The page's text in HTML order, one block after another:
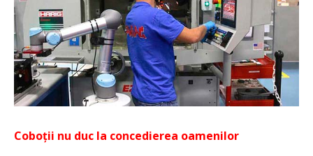
Coboții nu duc la concedierea oamenilor